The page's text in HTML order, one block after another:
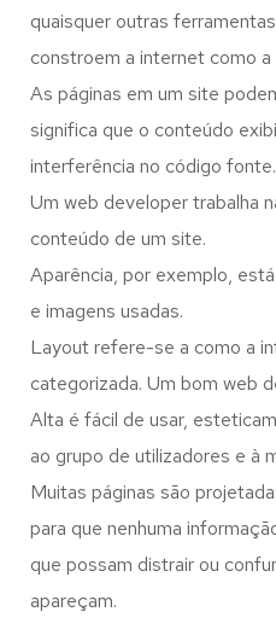
quaisquer outras
constroem a internet como
As páginas em um site
significa que o conteúdo
interferência no código fonte.
Um web developer trabalha
conteúdo de um site.
Aparência, por exemplo,
e imagens usadas.
Layout refere-se a como a
categorizada. Um bom web
Alta é fácil de usar,
ao grupo de utilizadores e à
Muitas páginas são
para que nenhuma
que possam distrair ou
apareçam.